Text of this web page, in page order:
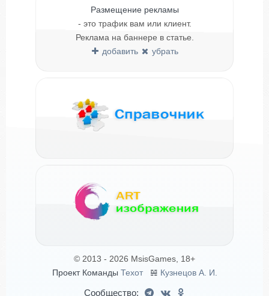
Размещение рекламы
- это трафик вам или клиент.
Реклама на баннере в статье.
добавить
убрать
© 2013 - 2026 MsisGames, 18+
Проект Команды Техот 𝌴 Кузнецов А. И.
Сообщество: